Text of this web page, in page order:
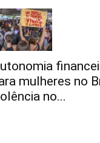
mulheres no
no...